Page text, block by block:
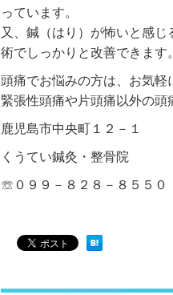
っています。
又、鍼（はり）が怖いと感
術でしっかりと改善できます。
頭痛でお悩みの方は、お気軽
緊張性頭痛や片頭痛以外の頭
鹿児島市中央町１２－１
くうてい鍼灸・整骨院
☏０９９－８２８－８５５０